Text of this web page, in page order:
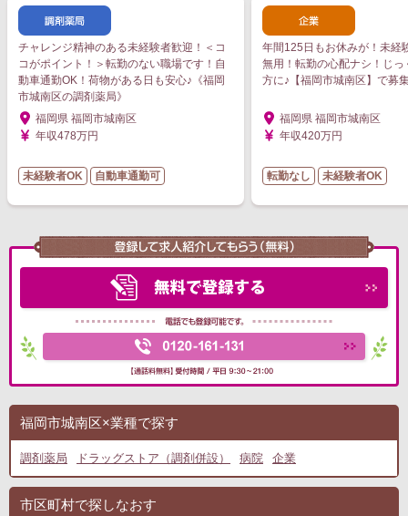
チャレンジ精神のある未経験者歓迎！＜コ
コがポイント！＞転勤のない職場です！自
動車通勤OK！荷物がある日も安心♪《福岡
市城南区の調剤薬局》
福岡県 福岡市城南区
年収478万円
未経験者OK 自動車通勤可
年間125日もお休みが！未経
無用！転勤の心配ナシ！じっ
方に♪【福岡市城南区】で募
福岡県 福岡市城南区
年収420万円
転勤なし 未経験者OK
福岡市城南区×業種で探す
調剤薬局 ドラッグストア（調剤併設） 病院 企業
市区町村で探しなおす